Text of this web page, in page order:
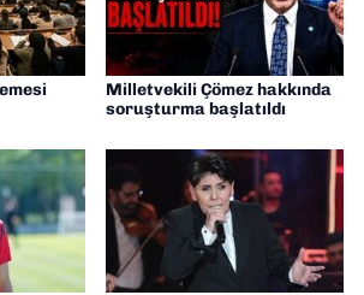
Milletvekili Çömez hakkında
soruşturma başlatıldı